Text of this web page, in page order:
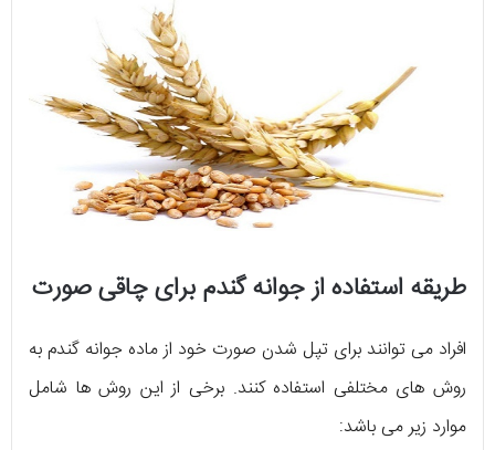
طریقه استفاده از جوانه گندم برای چاقی صورت
افراد می توانند برای تپل شدن صورت خود از ماده جوانه گندم به
روش های مختلفی استفاده کنند. برخی از این روش ها شامل
موارد زیر می باشد: